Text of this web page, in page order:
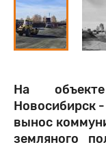
На
Новосибирск
вынос
земляного